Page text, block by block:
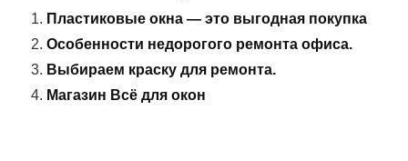
Пластиковые окна — это выгодная покупка
Особенности недорогого ремонта офиса.
Выбираем краску для ремонта.
Магазин Всё для окон